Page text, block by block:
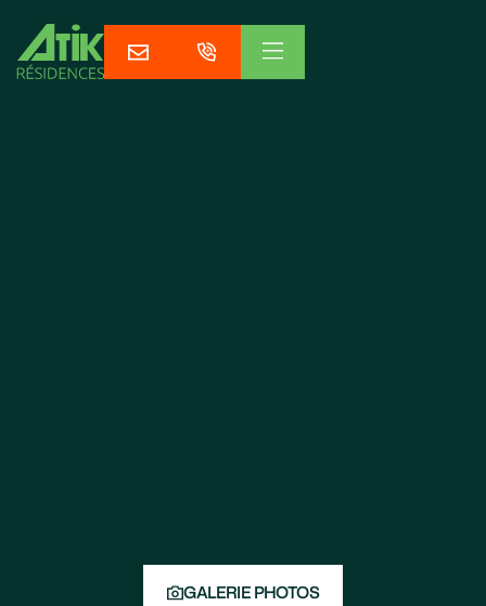
GALERIE PHOTOS